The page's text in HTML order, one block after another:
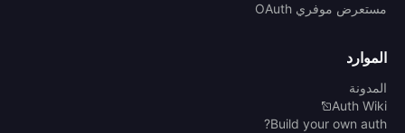
مستعرض موفري OAuth
الموارد
المدونة
Auth Wiki
Build your own auth?